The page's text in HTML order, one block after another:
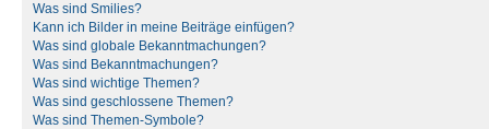
Was sind Smilies?
Kann ich Bilder in meine Beiträge einfügen?
Was sind globale Bekanntmachungen?
Was sind Bekanntmachungen?
Was sind wichtige Themen?
Was sind geschlossene Themen?
Was sind Themen-Symbole?